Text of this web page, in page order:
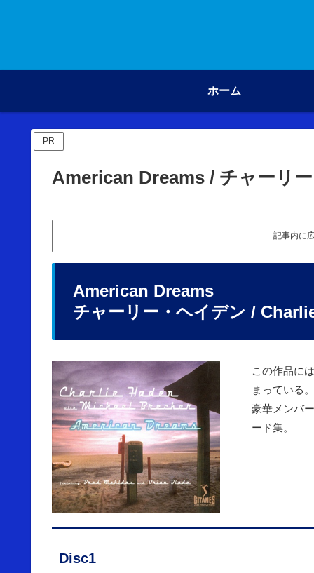
ホーム
PR
American Dreams / チャーリ
記事内に
American Dreams
チャーリー・ヘイデン /
この作品に
まっている
豪華メンバ
ード集。
Disc1